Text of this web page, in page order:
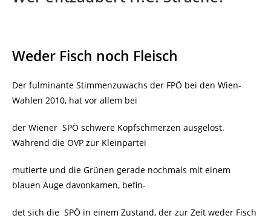
Weder Fisch noch Fleisch
Der fulminante Stimmenzuwachs der FPÖ bei den Wien-
Wahlen 2010, hat vor allem bei
der Wiener SPÖ schwere Kopfschmerzen ausgelöst.
Während die ÖVP zur Kleinpartei
mutierte und die Grünen gerade nochmals mit einem
blauen Auge davonkamen, befin-
det sich die SPÖ in einem Zustand, der zur Zeit weder Fisch